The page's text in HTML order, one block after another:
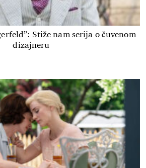
Stiže nam serija o čuvenom
dizajneru